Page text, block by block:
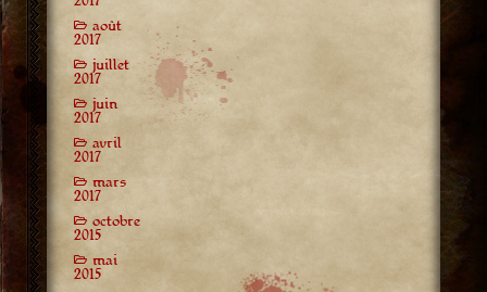
août
2017
juillet
2017
juin
2017
avril
2017
mars
2017
octobre
2015
mai
2015